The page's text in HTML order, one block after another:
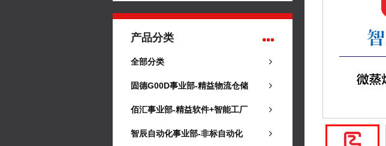
产品分类
全部分类
固德G00D事业部-精益物流仓储
佰汇事业部-精益软件+智能工厂
智辰自动化事业部-非标自动化